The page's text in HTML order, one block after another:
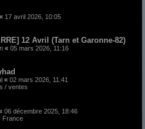
« 17 avril 2026, 10:05
12 Avril (Tarn et Garonne-82)
« 05 mars 2026, 11:16
« 02 mars 2026, 11:41
/ ventes
06 décembre 2025, 18:46
France